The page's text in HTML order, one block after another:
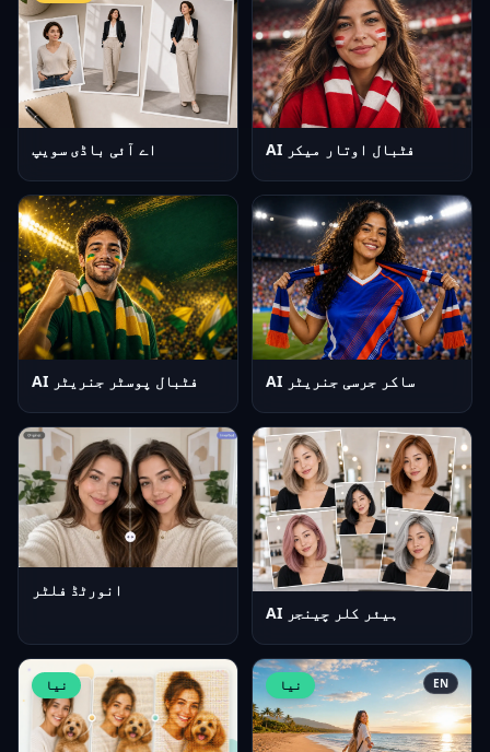
اے آئی باڈی سویپ AI فٹبال اوتار میکر
AI فٹبال پوسٹر جنریٹر AI ساکر جرسی جنریٹر
انورٹڈ فلٹر
AI ہیئر کلر چینجر
نیا نیا EN